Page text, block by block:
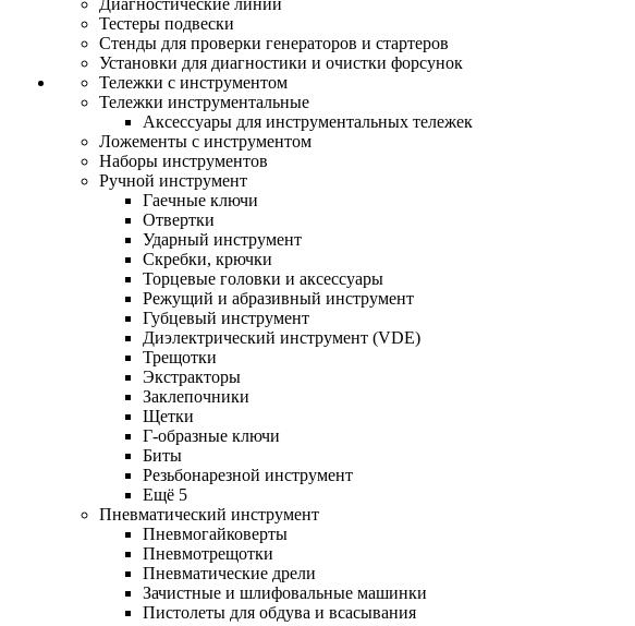
Диагностические линии
Тестеры подвески
Стенды для проверки генераторов и стартеров
Установки для диагностики и очистки форсунок
Тележки с инструментом
Тележки инструментальные
Аксессуары для инструментальных тележек
Ложементы с инструментом
Наборы инструментов
Ручной инструмент
Гаечные ключи
Отвертки
Ударный инструмент
Скребки, крючки
Торцевые головки и аксессуары
Режущий и абразивный инструмент
Губцевый инструмент
Диэлектрический инструмент (VDE)
Трещотки
Экстракторы
Заклепочники
Щетки
Г-образные ключи
Биты
Резьбонарезной инструмент
Ещё 5
Пневматический инструмент
Пневмогайковерты
Пневмотрещотки
Пневматические дрели
Зачистные и шлифовальные машинки
Пистолеты для обдува и всасывания